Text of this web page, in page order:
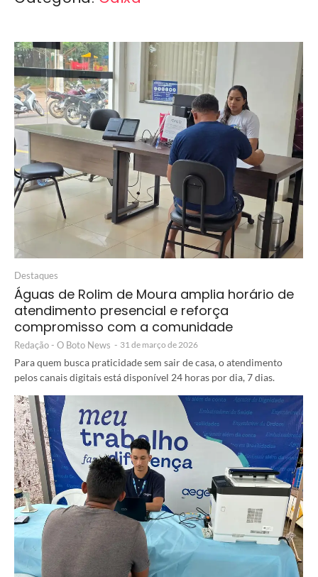
Destaques
Águas de Rolim de Moura amplia horário de
atendimento presencial e reforça
compromisso com a comunidade
Redação - O Boto News - 31 de março de 2026
Para quem busca praticidade sem sair de casa, o atendimento
pelos canais digitais está disponível 24 horas por dia, 7 dias.